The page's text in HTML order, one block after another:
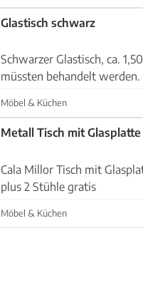
Glastisch schwarz
Schwarzer Glastisch, ca.
müssten behandelt werden.
Möbel & Küchen
Metall Tisch mit Glasplatte
Cala Millor Tisch mit Glasplatte in sehr gutem Zustand. Fixpreis 140/75/90. 45 Euro
plus 2 Stühle gratis
Möbel & Küchen